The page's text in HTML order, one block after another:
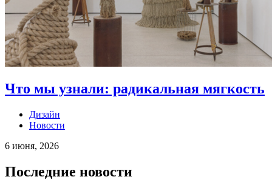
Что мы узнали: радикальная мягкость
Дизайн
Новости
6 июня, 2026
Последние новости